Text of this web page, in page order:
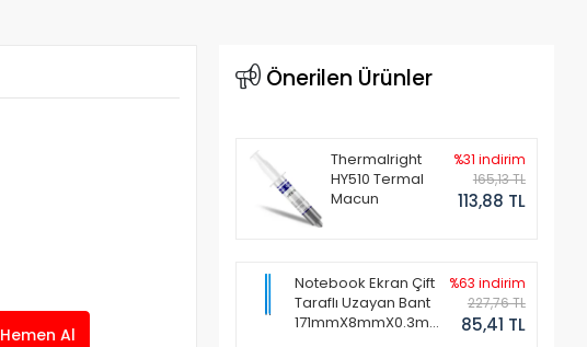
Hemen Al
Önerilen Ürünler
Thermalright
HY510 Termal
Macun
%31 indirim
165,13 TL
113,88 TL
Notebook Ekran Çift
Taraflı Uzayan Bant
171mmX8mmX0.3mm
%63 indirim
227,76 TL
85,41 TL